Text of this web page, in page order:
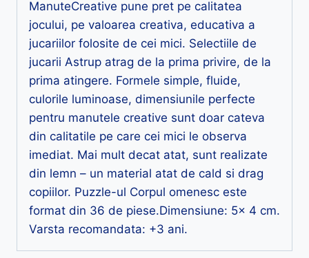
ManuteCreative pune pret pe calitatea
jocului, pe valoarea creativa, educativa a
jucariilor folosite de cei mici. Selectiile de
jucarii Astrup atrag de la prima privire, de la
prima atingere. Formele simple, fluide,
culorile luminoase, dimensiunile perfecte
pentru manutele creative sunt doar cateva
din calitatile pe care cei mici le observa
imediat. Mai mult decat atat, sunt realizate
din lemn – un material atat de cald si drag
copiilor. Puzzle-ul Corpul omenesc este
format din 36 de piese.Dimensiune: 5x 4 cm.
Varsta recomandata: +3 ani.